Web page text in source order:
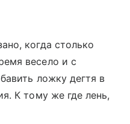
когда столько
весело и с
ложку дегтя в
К тому же где лень,